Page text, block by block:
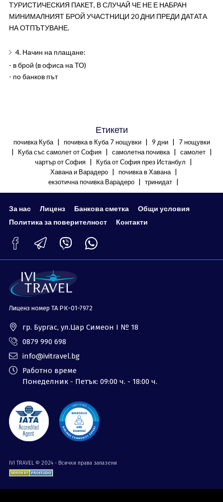
ТУРИСТИЧЕСКИЯ ПАКЕТ, В СЛУЧАЙ ЧЕ НЕ Е НАБРАН
МИНИМАЛНИЯТ БРОЙ УЧАСТНИЦИ 20 ДНИ ПРЕДИ ДАТАТА
НА ОТПЪТУВАНЕ.
4. Начин на плащане:
- в брой (в офиса на ТО)
- по банков път
Етикети
почивка Куба | почивка в Куба 7 нощувки | 9 дни | 7 нощувки
| Куба със самолет от София | самолетна почивка | самолет |
чартър от София | Куба от София през Истанбул |
Хавана и Варадеро | почивка в Хавана |
екзотична почивка Варадеро | тринидат |
За нас Лиценз Банкова сметка
Общи условия
Политика за поверителност
Контакти
Лиценз номер ТА РК-01-7972
гр. Бургас, ул.Цар Симеон I № 18
0879 990 698
info@ivitravel.bg
Работно време
Понеделник - Петък: 09:00 ч. - 18:00 ч.
IVI TRAVEL © 2024 - Всички права запазени